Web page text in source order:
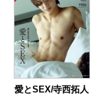
愛とSEX/寺西拓人